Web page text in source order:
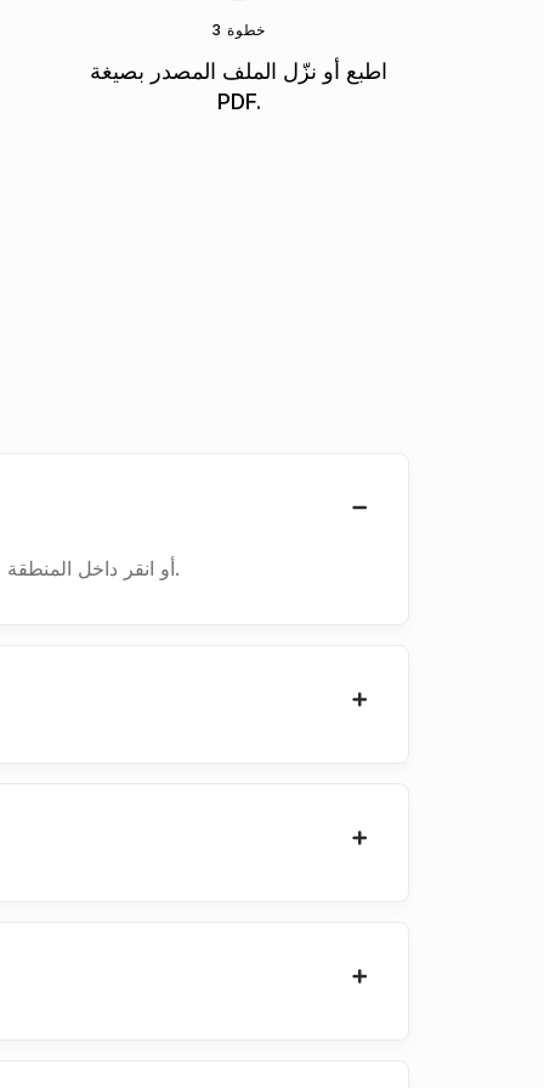
خطوة 3
اطبع أو نزّل الملف المصدر بصيغة
PDF.
أولا، تحتاج إلى تحميل ملف: اسحب واسقط ملف SCALA أو انقر داخل المنطقة البيضاء لاختيار ملف. ثم سيتم توجيهك إلى تطبيق المشاهد.